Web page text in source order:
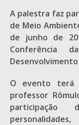
A palestra faz
de Meio
de junho de
Conferência
O evento terá
professor